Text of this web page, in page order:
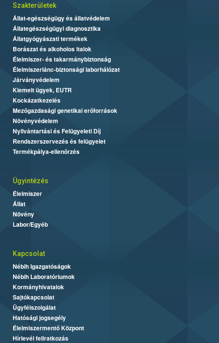
Szakterületek
Állat-egészségügy és állatvédelem
Állategészségügyi diagnosztika
Állatgyógyászati termékek
Borászat és alkoholos italok
Élelmiszer- és takarmánybiztonság
Élelmiszerlánc-biztonsági laborhálózat
Járványvédelem
Kiemelt ügyek, EUTR
Kockázatkezelés
Mezőgazdasági genetikai erőforrások
Növényvédelem
Nyilvántartási és Felügyeleti Díj
Rendszerszervezés és felügyelet
Termékpálya-ellenőrzés
Ügyintézés
Élelmiszer
Állat
Növény
Labor/Egyéb
Kapcsolat
Nébih Igazgatóságok
Nébih Laboratóriumok
Kormányhivatalok
Sajtókapcsolat
Ügyfélszolgálat
Hatósági jogsegély
Élelmiszermentő Központ
Hírlevél feliratkozás